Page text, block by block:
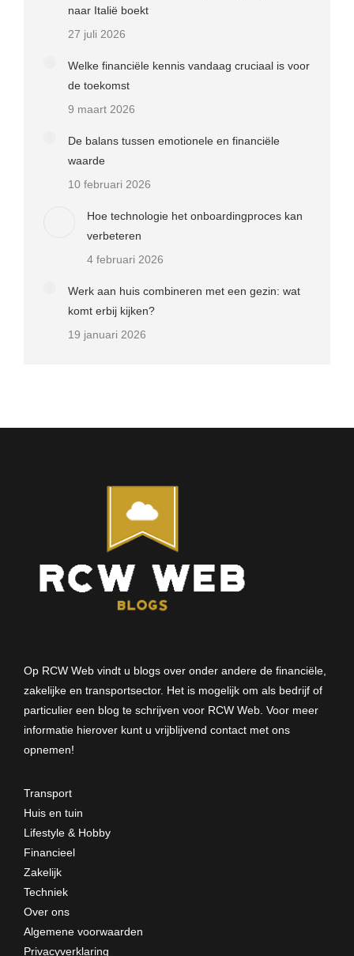
naar Italië boekt
27 juli 2026
Welke financiële kennis vandaag cruciaal is voor
de toekomst
9 maart 2026
De balans tussen emotionele en financiële
waarde
10 februari 2026
Hoe technologie het onboardingproces kan
verbeteren
4 februari 2026
Werk aan huis combineren met een gezin: wat
komt erbij kijken?
19 januari 2026
Op RCW Web vindt u blogs over onder andere de financiële,
zakelijke en transportsector. Het is mogelijk om als bedrijf of
particulier een blog te schrijven voor RCW Web. Voor meer
informatie hierover kunt u vrijblijvend contact met ons
opnemen!
Transport
Huis en tuin
Lifestyle & Hobby
Financieel
Zakelijk
Techniek
Over ons
Algemene voorwaarden
Privacyverklaring